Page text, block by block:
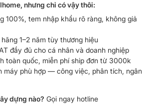
nhưng chỉ có vậy thôi:
100%, tem nhập khẩu rõ ràng, không giả
1–2 năm tùy thương hiệu
đầy đủ cho cá nhân và doanh nghiệp
toàn quốc, miễn phí ship đơn từ 3000k
máy phù hợp — công việc, phân tích, ngân
dựng nào? Gọi ngay hotline